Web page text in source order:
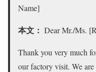
Name]
本文： Dear Mr./Ms.
Thank you very much
our factory visit. We